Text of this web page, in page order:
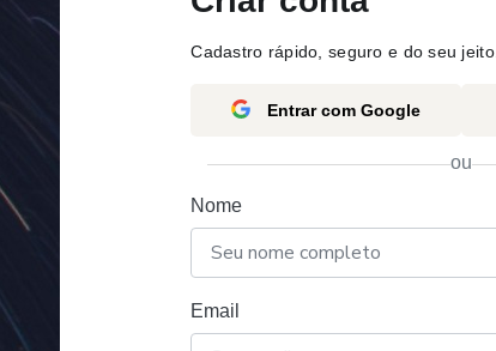
Cadastro rápido, seguro e do seu jeito.
Entrar com Google
ou
Nome
Email